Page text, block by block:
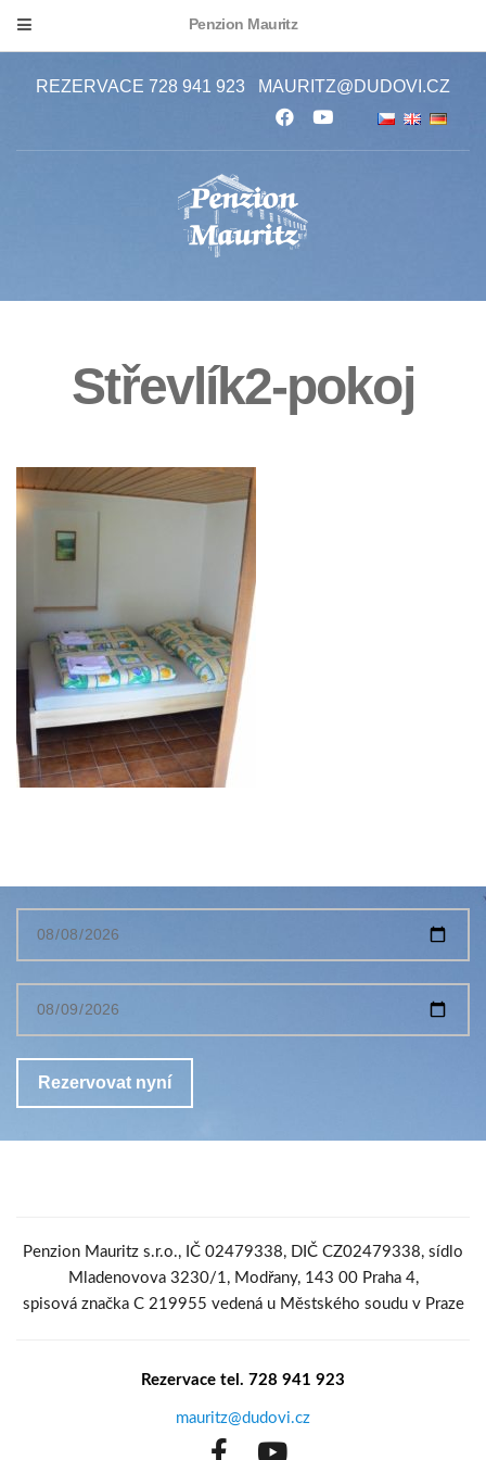
Penzion Mauritz
REZERVACE 728 941 923 MAURITZ@DUDOVI.CZ
Střevlík2-pokoj
Penzion Mauritz s.r.o., IČ 02479338, DIČ CZ02479338, sídlo
Mladenovova 3230/1, Modřany, 143 00 Praha 4,
spisová značka C 219955 vedená u Městského soudu v Praze
Rezervace tel. 728 941 923
mauritz@dudovi.cz